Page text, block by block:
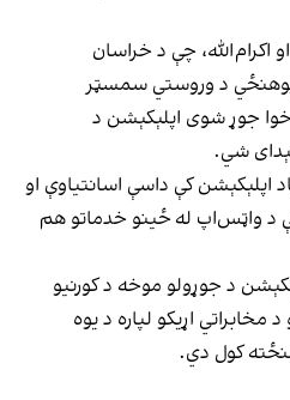
اکرام‌الله، چې د خراسان
د وروستي سمسټر
جوړ شوی اپلېکېشن د
شي.
اپلېکېشن کې داسې اسانتیاوې او
د واټس‌اپ له ځینو خدماتو هم
د جوړولو موخه د کورنیو
د مخابراتي اړیکو لپاره د یوه
کول دي.